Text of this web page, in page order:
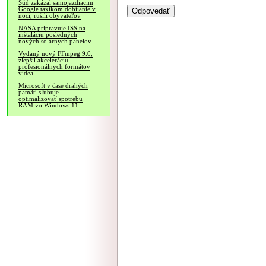
Súd zakázal samojazdiacim
Google taxíkom dobíjanie v
noci, rušili obyvateľov
NASA pripravuje ISS na
inštaláciu posledných
nových solárnych panelov
Vydaný nový FFmpeg 9.0,
zlepšil akceleráciu
profesionálnych formátov
videa
Microsoft v čase drahých
pamätí sľubuje
optimalizovať spotrebu
RAM vo Windows 11